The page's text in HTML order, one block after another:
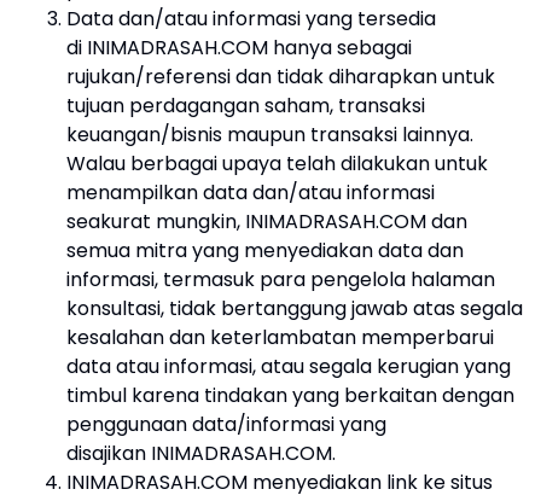
Data dan/atau informasi yang tersedia
di INIMADRASAH.COM hanya sebagai
rujukan/referensi dan tidak diharapkan untuk
tujuan perdagangan saham, transaksi
keuangan/bisnis maupun transaksi lainnya.
Walau berbagai upaya telah dilakukan untuk
menampilkan data dan/atau informasi
seakurat mungkin, INIMADRASAH.COM dan
semua mitra yang menyediakan data dan
informasi, termasuk para pengelola halaman
konsultasi, tidak bertanggung jawab atas segala
kesalahan dan keterlambatan memperbarui
data atau informasi, atau segala kerugian yang
timbul karena tindakan yang berkaitan dengan
penggunaan data/informasi yang
disajikan INIMADRASAH.COM.
INIMADRASAH.COM menyediakan link ke situs